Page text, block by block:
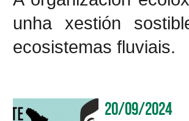
unha xestión
ecosistemas fluviais.
20/09/2024